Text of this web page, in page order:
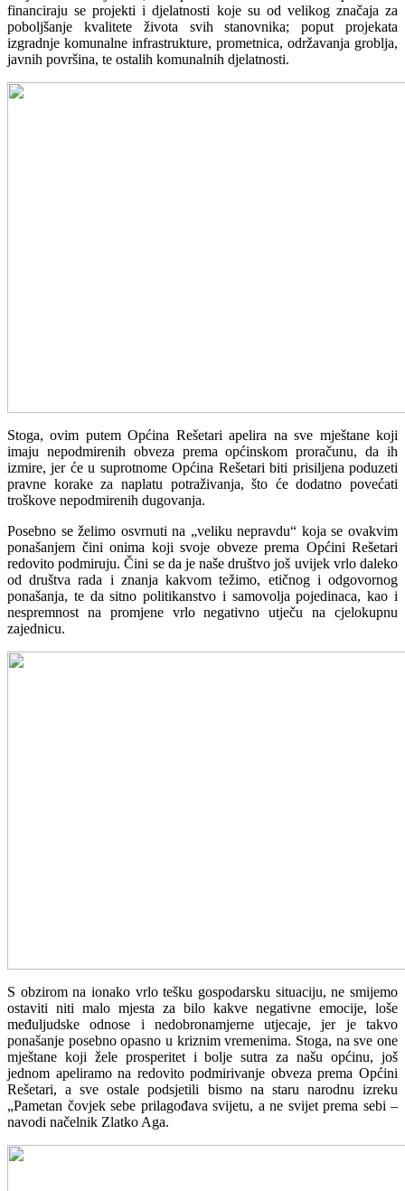
financiraju se projekti i djelatnosti koje su od velikog značaja za
poboljšanje kvalitete života svih stanovnika; poput projekata
izgradnje komunalne infrastrukture, prometnica, održavanja groblja,
javnih površina, te ostalih komunalnih djelatnosti.
Stoga, ovim putem Općina Rešetari apelira na sve mještane koji
imaju nepodmirenih obveza prema općinskom proračunu, da ih
izmire, jer će u suprotnome Općina Rešetari biti prisiljena poduzeti
pravne korake za naplatu potraživanja, što će dodatno povećati
troškove nepodmirenih dugovanja.
Posebno se želimo osvrnuti na „veliku nepravdu“ koja se ovakvim
ponašanjem čini onima koji svoje obveze prema Općini Rešetari
redovito podmiruju. Čini se da je naše društvo još uvijek vrlo daleko
od društva rada i znanja kakvom težimo, etičnog i odgovornog
ponašanja, te da sitno politikanstvo i samovolja pojedinaca, kao i
nespremnost na promjene vrlo negativno utječu na cjelokupnu
zajednicu.
S obzirom na ionako vrlo tešku gospodarsku situaciju, ne smijemo
ostaviti niti malo mjesta za bilo kakve negativne emocije, loše
međuljudske odnose i nedobronamjerne utjecaje, jer je takvo
ponašanje posebno opasno u kriznim vremenima. Stoga, na sve one
mještane koji žele prosperitet i bolje sutra za našu općinu, još
jednom apeliramo na redovito podmirivanje obveza prema Općini
Rešetari, a sve ostale podsjetili bismo na staru narodnu izreku
„Pametan čovjek sebe prilagođava svijetu, a ne svijet prema sebi –
navodi načelnik Zlatko Aga.